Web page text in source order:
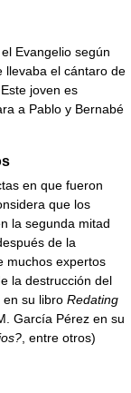
Evangelio según
llevaba el cántaro de
joven es
a Pablo y Bernabé
en que fueron
que los
la segunda mitad
de la
muchos expertos
la destrucción del
en su libro Redating
García Pérez en su
, entre otros)